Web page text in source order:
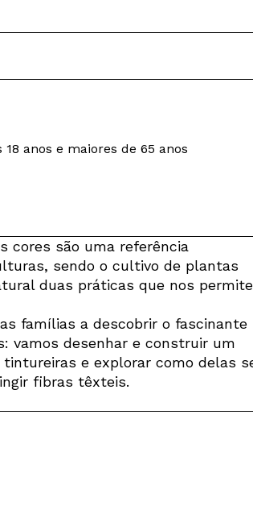
anos e maiores de 65 anos
cores são uma referência
sendo o cultivo de plantas
duas práticas que nos
famílias a descobrir o fascinante
vamos desenhar e construir um
e explorar como delas
fibras têxteis.